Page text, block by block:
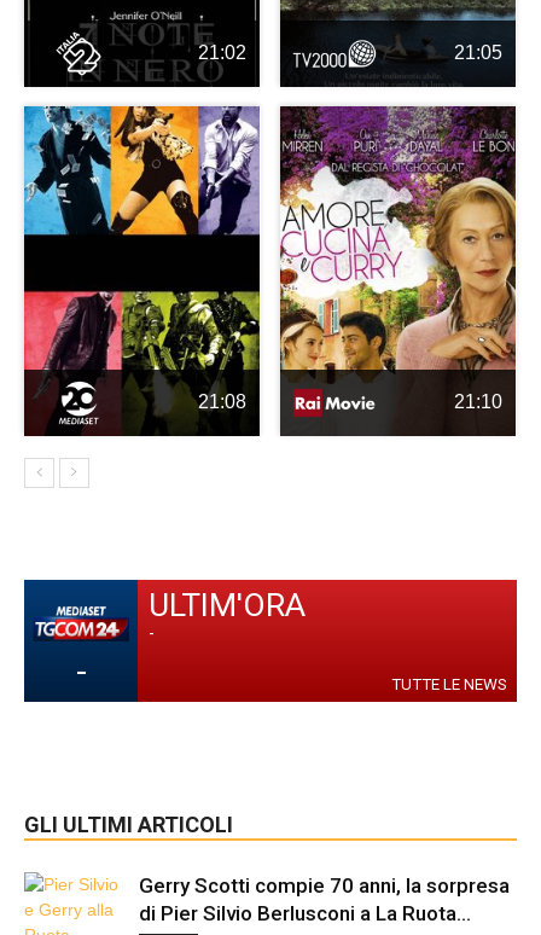
21:02 21:05
21:08 21:10
-
ULTIM'ORA
-
TUTTE LE NEWS
GLI ULTIMI ARTICOLI
Gerry Scotti compie 70 anni, la sorpresa
di Pier Silvio Berlusconi a La Ruota...